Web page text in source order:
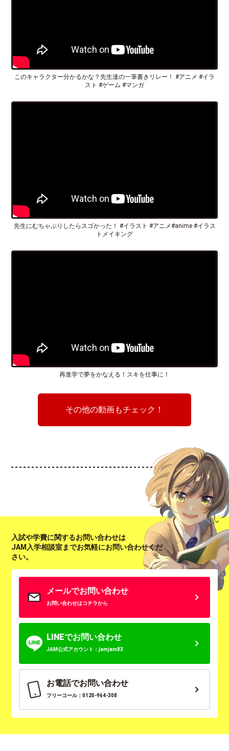
このキャラクター分かるかな？先生達の一筆書きリレー！ #アニメ #イラ
スト #ゲーム #マンガ
先生にむちゃぶりしたらスゴかった！ #イラスト #アニメ#anime #イラス
トメイキング
再進学で夢をかなえる！スキを仕事に！
その他の動画もチェック！
入試や学費に関するお問い合わせは
JAM入学相談室までお気軽にお問い合わせくだ
さい。
メールでお問い合わせ
お問い合わせはコチラから
LINEでお問い合わせ
JAM公式アカウント：jamjam83
お電話でお問い合わせ
フリーコール：0120-964-308